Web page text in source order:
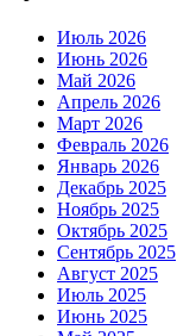
Июль 2026
Июнь 2026
Май 2026
Апрель 2026
Март 2026
Февраль 2026
Январь 2026
Декабрь 2025
Ноябрь 2025
Октябрь 2025
Сентябрь 2025
Август 2025
Июль 2025
Июнь 2025